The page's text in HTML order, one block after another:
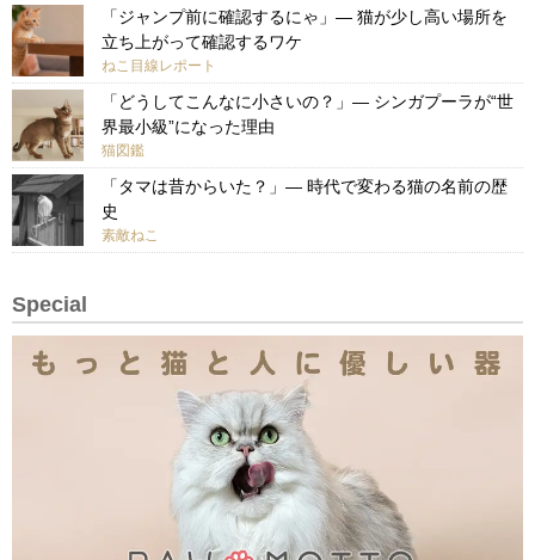
「ジャンプ前に確認するにゃ」— 猫が少し高い場所を
立ち上がって確認するワケ
ねこ目線レポート
「どうしてこんなに小さいの？」— シンガプーラが“世
界最小級”になった理由
猫図鑑
「タマは昔からいた？」— 時代で変わる猫の名前の歴
史
素敵ねこ
Special